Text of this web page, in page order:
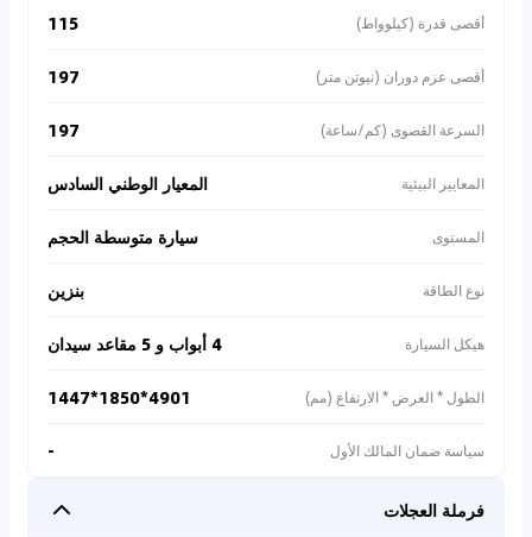
أقصى قدرة (كيلوواط) 115
أقصى عزم دوران (نيوتن متر) 197
السرعة القصوى (كم/ساعة) 197
المعايير البيئية المعيار الوطني السادس
المستوى سيارة متوسطة الحجم
نوع الطاقة بنزين
هيكل السيارة 4 أبواب و 5 مقاعد سيدان
الطول * العرض * الارتفاع (مم) 4901*1850*1447
سياسة ضمان المالك الأول -
فرملة العجلات